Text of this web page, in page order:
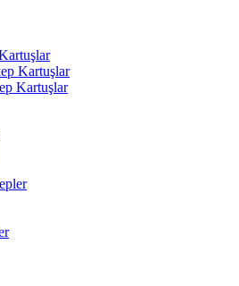
Kartuşlar
Kartuşlar